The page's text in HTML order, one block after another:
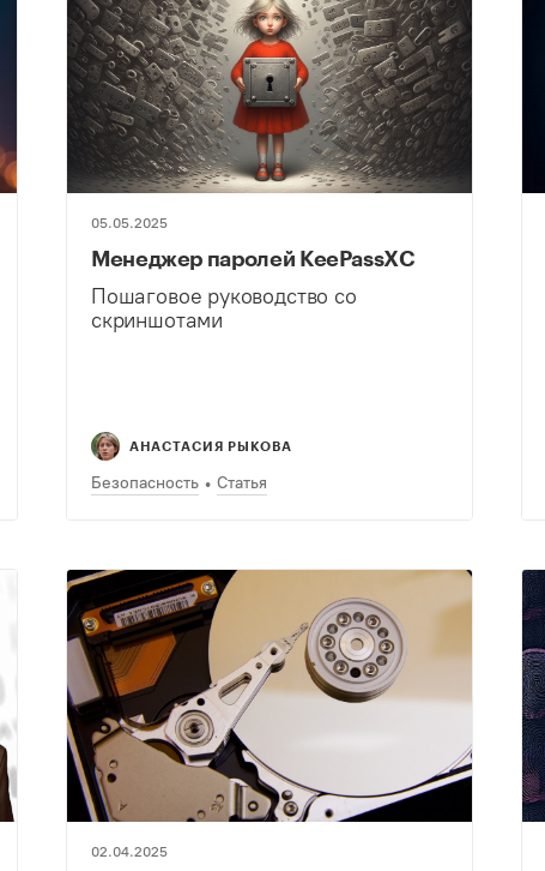
05.05.2025
Менеджер паролей KeePassXС
Пошаговое руководство со
скриншотами
АНАСТАСИЯ РЫКОВА
Безопасность Статья
02.04.2025